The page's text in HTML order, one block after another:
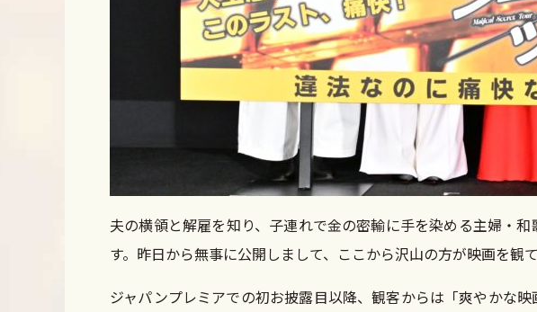
夫の横領と解雇を知り、子連れで金の密輸に手を染める主婦・
す。昨日から無事に公開しまして、ここから沢山の方が映画を観
ジャパンプレミアでの初お披露目以降、観客からは「爽やかな